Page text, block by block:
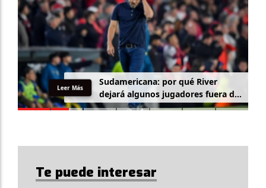
Sudamericana: por qué River
dejará algunos jugadores fuera de
la lista
Leer Más
Te puede interesar